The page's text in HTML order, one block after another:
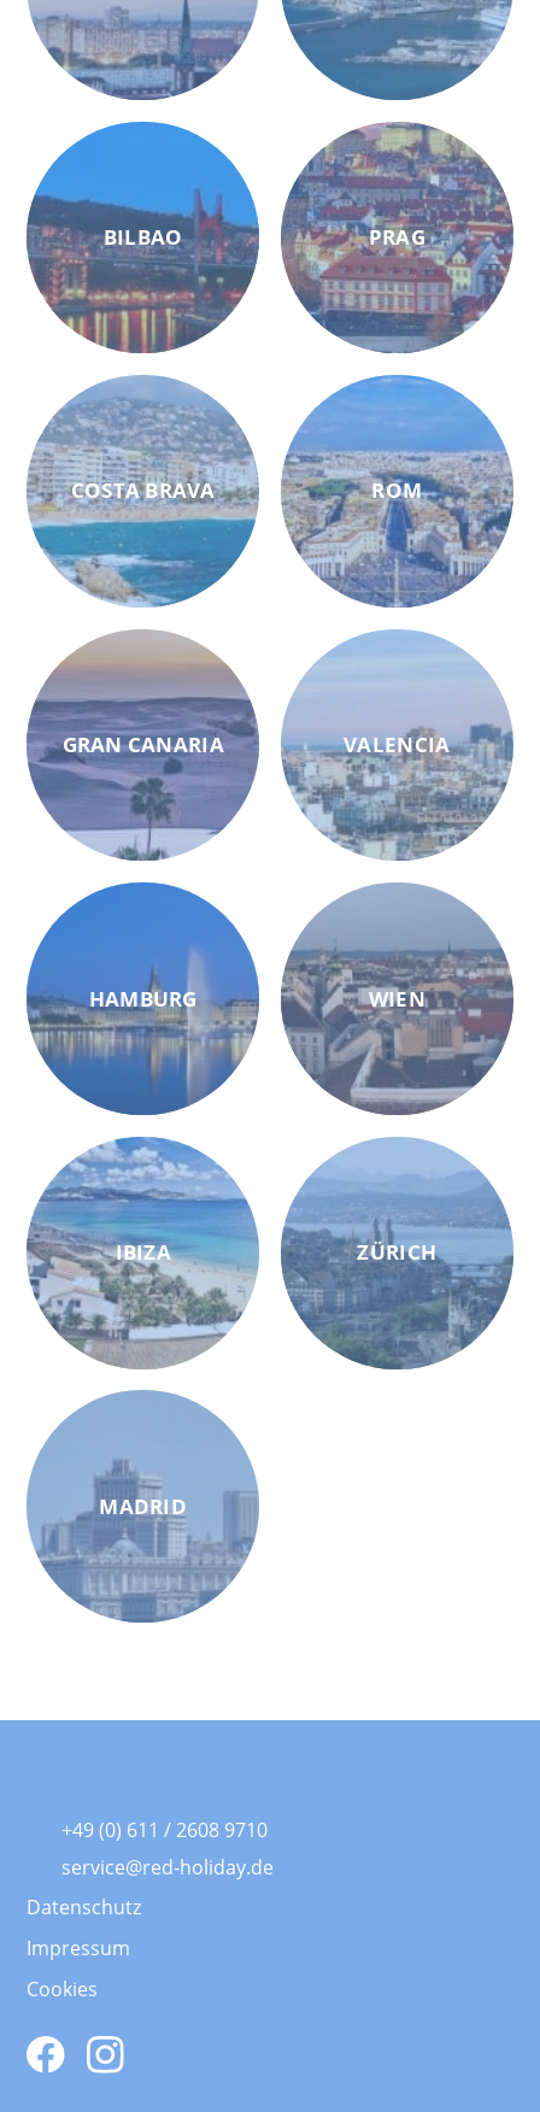
BILBAO
COSTA BRAVA
GRAN CANARIA
HAMBURG
IBIZA
MADRID
PRAG
ROM
VALENCIA
WIEN
ZÜRICH
+49 (0) 611 / 2608 9710
service@red-holiday.de
Datenschutz
Impressum
Cookies